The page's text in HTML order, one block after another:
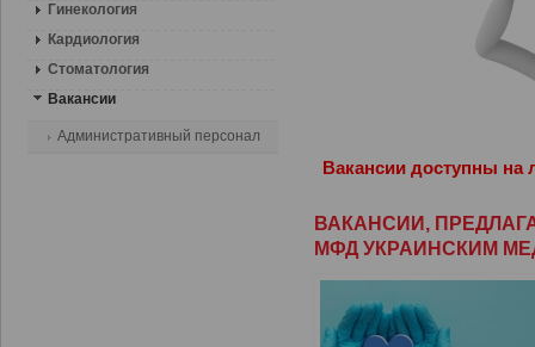
Гинекология
Кардиология
Стоматология
Вакансии
Aдминистративный персонал
Вакансии доступны на
ВАКАНСИИ,
МФД УКРАИНСКИМ